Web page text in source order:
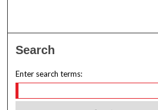
Search
Enter search terms: